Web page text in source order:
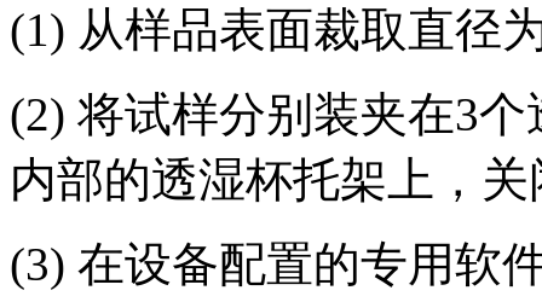
(1) 从样品表面裁取直径
(2) 将试样分别装夹在3
内部的透湿杯托架上，
(3) 在设备配置的专用软